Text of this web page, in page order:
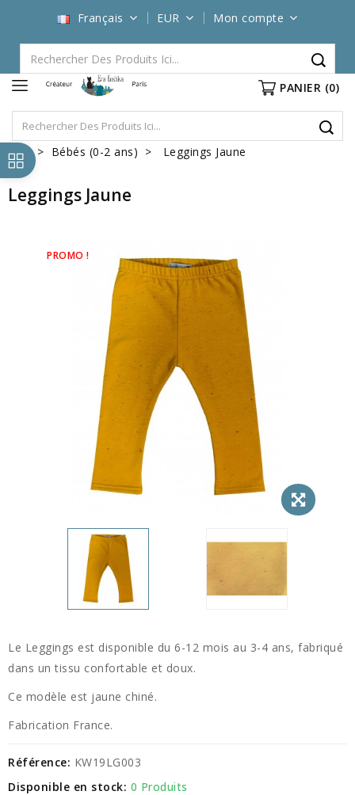
Français EUR Mon compte
PANIER (0)
Bébés (0-2 ans) Leggings Jaune
Leggings Jaune
PROMO !
Le Leggings est disponible du 6-12 mois au 3-4 ans, fabriqué
dans un tissu confortable et doux.
Ce modèle est jaune chiné.
Fabrication France.
Référence: KW19LG003
Disponible en stock: 0 Produits